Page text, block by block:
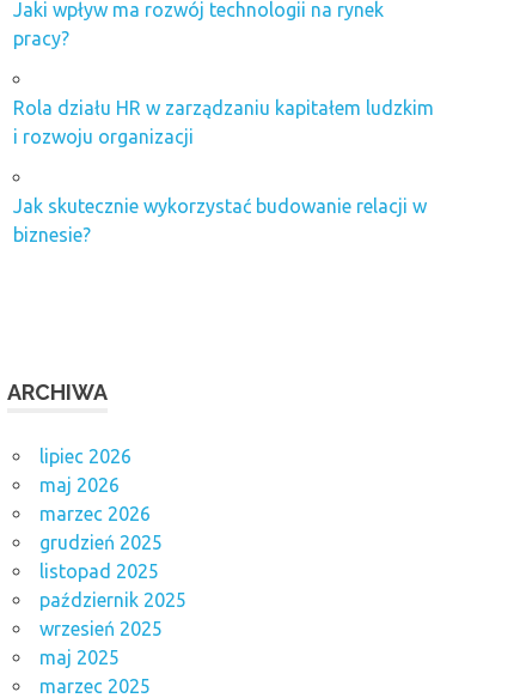
Jaki wpływ ma rozwój technologii na rynek
pracy?
Rola działu HR w zarządzaniu kapitałem ludzkim
i rozwoju organizacji
Jak skutecznie wykorzystać budowanie relacji w
biznesie?
ARCHIWA
lipiec 2026
maj 2026
marzec 2026
grudzień 2025
listopad 2025
październik 2025
wrzesień 2025
maj 2025
marzec 2025